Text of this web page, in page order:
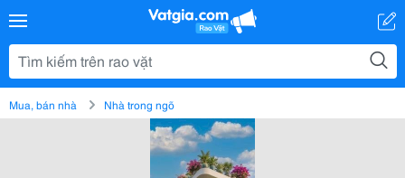
Mua, bán nhà Nhà trong ngõ